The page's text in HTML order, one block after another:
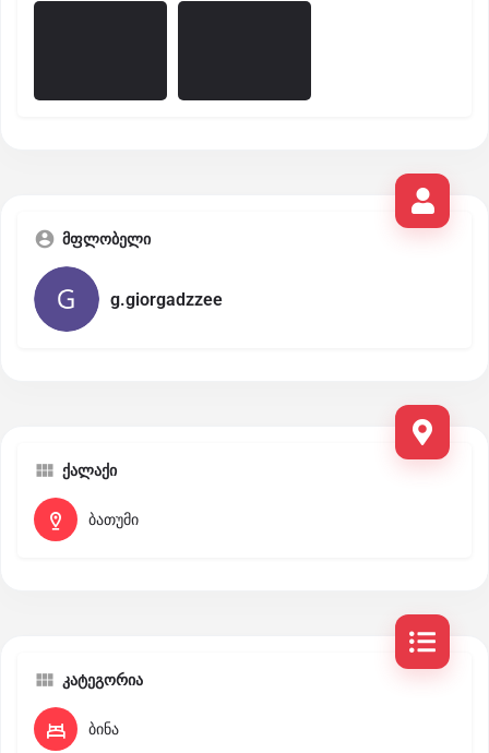
მფლობელი
g.giorgadzzee
ქალაქი
ბათუმი
კატეგორია
ბინა